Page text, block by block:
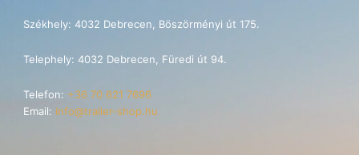
Székhely: 4032 Debrecen, Böszörményi út 175.
Telephely: 4032 Debrecen, Füredi út 94.
Telefon: +36 70 621 7696
Email: info@trailer-shop.hu